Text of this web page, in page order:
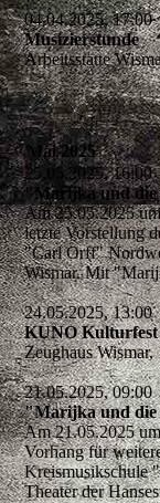
04.04.2025, 17:00
Musizierstunde
Arbeitsstätte
Mai 2025
25.05.2025, 16:00
"Marijka und
Am 25.05.2025
letzte Vorstellung
"Carl Orff"
Wismar. Mit
24.05.2025, 13:00
KUNO Kulturfest
Zeughaus
21.05.2025, 09:00
"Marijka und die
Am 21.05.2025
Vorhang für
Kreismusikschule
Theater der